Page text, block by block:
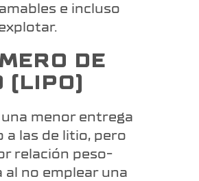
e incluso
DE
(LIPO)
menor entrega
a las de litio, pero
relación peso-
al no emplear una